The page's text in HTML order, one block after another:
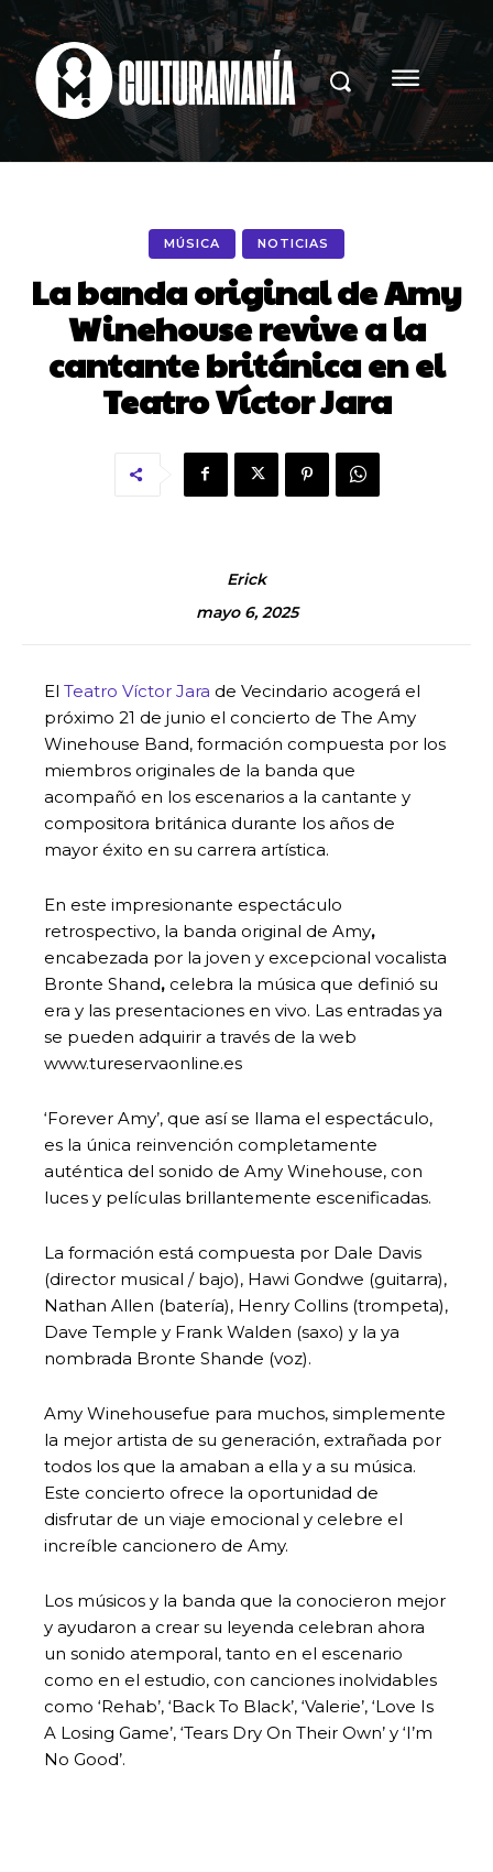
MÚSICA NOTICIAS
La banda original de Amy
Winehouse revive a la
cantante británica en el
Teatro Víctor Jara
Erick
mayo 6, 2025
El Teatro Víctor Jara de Vecindario acogerá el
próximo 21 de junio el concierto de The Amy
Winehouse Band, formación compuesta por los
miembros originales de la banda que
acompañó en los escenarios a la cantante y
compositora británica durante los años de
mayor éxito en su carrera artística.
En este impresionante espectáculo
retrospectivo, la banda original de Amy,
encabezada por la joven y excepcional vocalista
Bronte Shand, celebra la música que definió su
era y las presentaciones en vivo. Las entradas ya
se pueden adquirir a través de la web
www.tureservaonline.es
‘Forever Amy’, que así se llama el espectáculo,
es la única reinvención completamente
auténtica del sonido de Amy Winehouse, con
luces y películas brillantemente escenificadas.
La formación está compuesta por Dale Davis
(director musical / bajo), Hawi Gondwe (guitarra),
Nathan Allen (batería), Henry Collins (trompeta),
Dave Temple y Frank Walden (saxo) y la ya
nombrada Bronte Shande (voz).
Amy Winehousefue para muchos, simplemente
la mejor artista de su generación, extrañada por
todos los que la amaban a ella y a su música.
Este concierto ofrece la oportunidad de
disfrutar de un viaje emocional y celebre el
increíble cancionero de Amy.
Los músicos y la banda que la conocieron mejor
y ayudaron a crear su leyenda celebran ahora
un sonido atemporal, tanto en el escenario
como en el estudio, con canciones inolvidables
como ‘Rehab’, ‘Back To Black’, ‘Valerie’, ‘Love Is
A Losing Game’, ‘Tears Dry On Their Own’ y ‘I’m
No Good’.